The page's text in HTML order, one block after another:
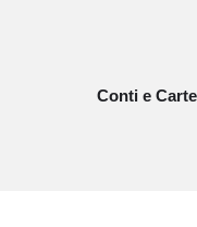
Conti e Carte